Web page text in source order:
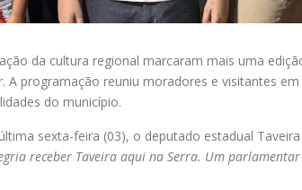
da cultura regional marcaram mais uma
A programação reuniu moradores e visitantes
do município.
sexta-feira (03), o deputado estadual
receber Taveira aqui na Serra. Um